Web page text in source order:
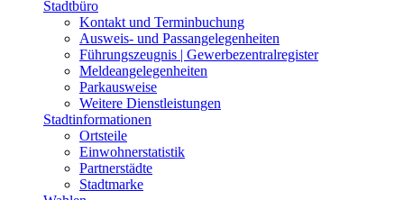
Stadtbüro
Kontakt und Terminbuchung
Ausweis- und Passangelegenheiten
Führungszeugnis | Gewerbezentralregister
Meldeangelegenheiten
Parkausweise
Weitere Dienstleistungen
Stadtinformationen
Ortsteile
Einwohnerstatistik
Partnerstädte
Stadtmarke